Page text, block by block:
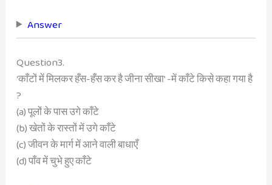
Answer
Question3.
‘काँटों में मिलकर हँस-हँस कर है जीना सीखा’ -में काँटे किसे कहा गया है
?
(a) पूलों के पास उगे काँटे
(b) खेतों के रास्तों में उगे काँटे
(c) जीवन के मार्ग में आने वाली बाधाएँ
(d) पाँव में चुभे हुए काँटे